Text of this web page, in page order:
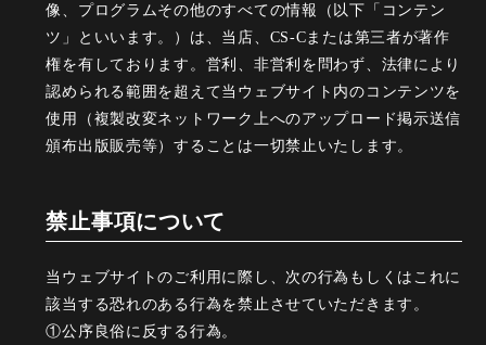
像、プログラムその他のすべての情報（以下「コンテン
ツ」といいます。）は、当店、CS-Cまたは第三者が著作
権を有しております。営利、非営利を問わず、法律により
認められる範囲を超えて当ウェブサイト内のコンテンツを
使用（複製改変ネットワーク上へのアップロード掲示送信
頒布出版販売等）することは一切禁止いたします。
禁止事項について
当ウェブサイトのご利用に際し、次の行為もしくはこれに
該当する恐れのある行為を禁止させていただきます。
①公序良俗に反する行為。